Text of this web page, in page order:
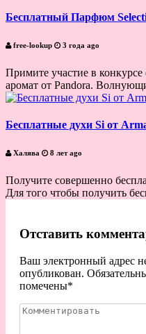
Бесплатный Парфюм
free-lookup 3 года ago
Примите участие в
аромат от Pandora.
Бесплатные духи Si от
Халява 8 лет ago
Получите совершенно
Для того чтобы получить
Отставить
Ваш электронный адрес
опубликован.
помечены*